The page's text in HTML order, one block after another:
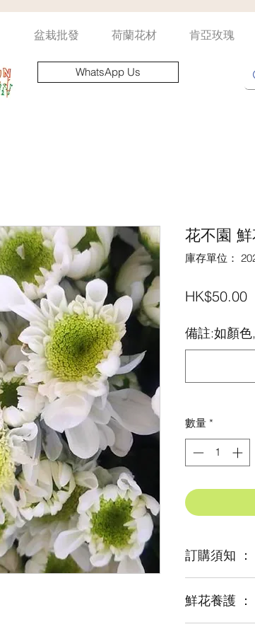
盆栽批發 荷蘭花材 肯亞玫瑰
WhatsApp Us
花不園
庫存單位：
HK$50.00價
備註:如顏
數量 *
訂購須知 ：
鮮花是季節性
鮮花養護 ：